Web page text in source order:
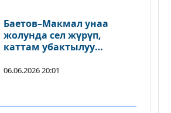
Баетов–Макмал унаа
жолунда сел жүрүп,
каттам убактылуу
06.06.2026 20:01